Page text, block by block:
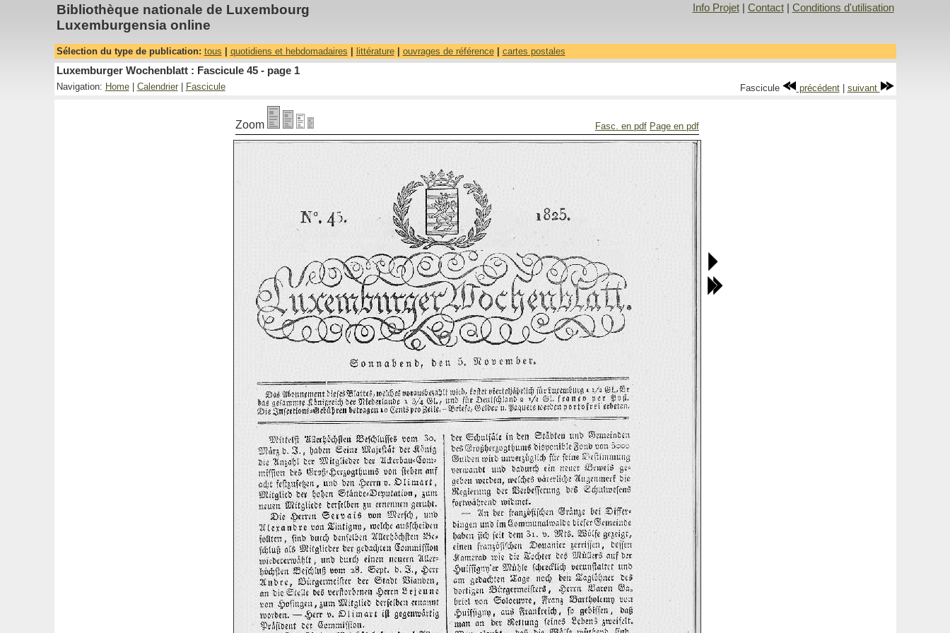
Bibliothèque nationale de Luxembourg
Luxemburgensia online
Info Projet| Contact| Conditions d'utilisation
Sélection du type de publication: tous quotidiens et hebdomadaires littérature| ouvrages de référence| cartes postales
Luxemburger Wochenblatt : Fascicule 45 - page 1
Navigation: Home| Calendrier| Fascicule Fascicule précédent| suivant
Zoom Fasc. en pdf Page en pdf